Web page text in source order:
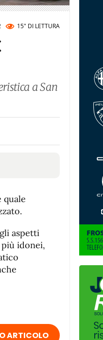
15" DI LETTURA
a San
quale
aspetti
idonei,
ARTICOLO